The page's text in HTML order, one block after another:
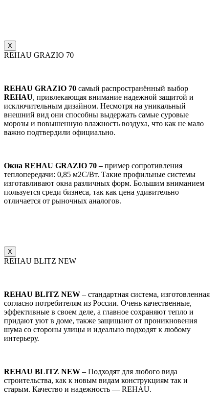
X
REHAU GRAZIO 70
REHAU GRAZIO 70 самый распространённый выбор
REHAU, привлекающая внимание надежной защитой и
исключительным дизайном. Несмотря на уникальный
внешний вид они способны выдержать самые суровые
морозы и повышенную влажность воздуха, что как не мало
важно подтвердили официально.
Окна REHAU GRAZIO 70 –пример сопротивления
теплопередачи: 0,85 м2С/Вт. Такие профильные системы
изготавливают окна различных форм. Большим вниманием
пользуется среди бизнеса, так как цена удивительно
отличается от рыночных аналогов.
X
REHAU BLITZ NEW
REHAU BLITZ NEW – стандартная система, изготовленная
согласно потребителям из России. Очень качественные,
эффективные в своем деле, а главное сохраняют тепло и
придают уют в доме, также защищают от проникновения
шума со стороны улицы и идеально подходят к любому
интерьеру.
REHAU BLITZ NEW – Подходят для любого вида
строительства, как к новым видам конструкциям так и
старым. Качество и надежность — REHAU.